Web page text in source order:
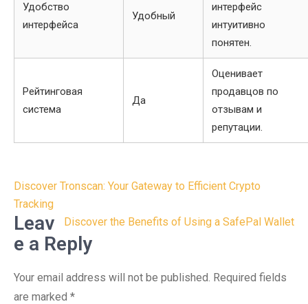
Удобство
интерфейса
Удобный
интерфейс
интуитивно
понятен.
Рейтинговая
система
Да
Оценивает
продавцов по
отзывам и
репутации.
Post
navigation
Discover Tronscan: Your Gateway to Efficient Crypto
Tracking
Discover the Benefits of Using a SafePal Wallet
Leav
e a Reply
Your email address will not be published. Required fields
are marked *